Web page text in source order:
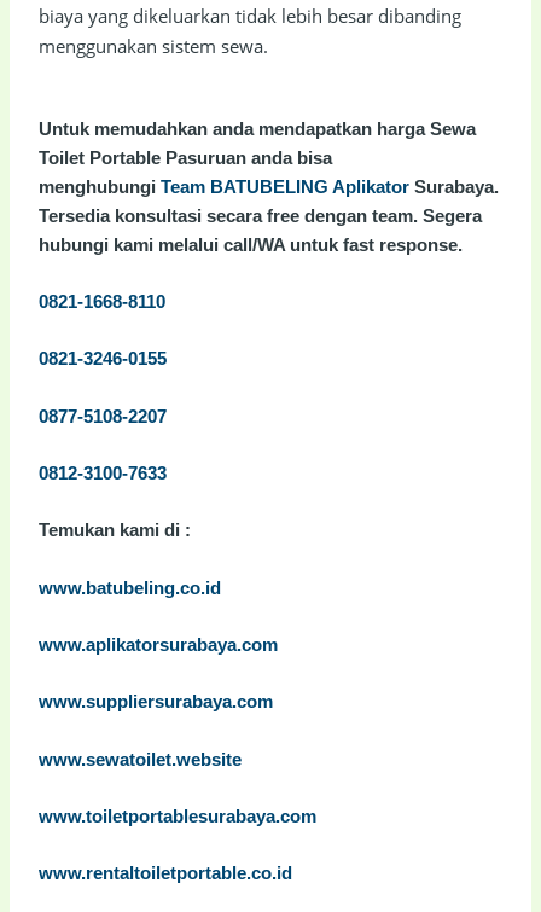
biaya yang dikeluarkan tidak lebih besar dibanding
menggunakan sistem sewa.
Untuk memudahkan anda mendapatkan harga Sewa
Toilet Portable Pasuruan anda bisa
menghubungiTeam BATUBELING Aplikator Surabaya.
Tersedia konsultasi secara free dengan team. Segera
hubungi kami melalui call/WA untuk fast response.
0821-1668-8110
0821-3246-0155
0877-5108-2207
0812-3100-7633
Temukan kami di :
www.batubeling.co.id
www.aplikatorsurabaya.com
www.suppliersurabaya.com
www.sewatoilet.website
www.toiletportablesurabaya.com
www.rentaltoiletportable.co.id